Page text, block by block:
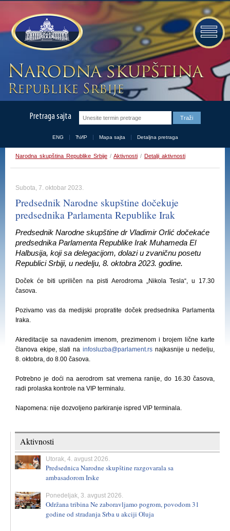
Pretraga sajta
ENG ЋИР Mapa sajta Detaljna pretraga
Narodna skupština Republike Srbije / Aktivnosti / Detalji aktivnosti
Subota, 7. oktobar 2023.
Predsednik Narodne skupštine dočekuje
predsednika Parlamenta Republike Irak
Predsednik Narodne skupštine dr Vladimir Orlić dočekaće
predsednika Parlamenta Republike Irak Muhameda El
Halbusija, koji sa delegacijom, dolazi u zvaničnu posetu
Republici Srbiji, u nedelju, 8. oktobra 2023. godine.
Doček će biti upriličen na pisti Aerodroma „Nikola Tesla“, u 17.30
časova.
Pozivamo vas da medijski propratite doček predsednika Parlamenta
Iraka.
Akreditacije sa navadenim imenom, prezimenom i brojem lične karte
članova ekipe, slati na infosluzba@parlament.rsnajkasnije u nedelju,
8. oktobra, do 8.00 časova.
Potrebno je doći na aerodrom sat vremena ranije, do 16.30 časova,
radi prolaska kontrole na VIP terminalu.
Napomena: nije dozvoljeno parkiranje ispred VIP terminala.
Aktivnosti
Utorak, 4. avgust 2026.
Predsednica Narodne skupštine razgovarala sa
ambasadorom Irske
Ponedeljak, 3. avgust 2026.
Održana tribina Ne zaboravljamo pogrom, povodom 31
godine od stradanja Srba u akciji Oluja